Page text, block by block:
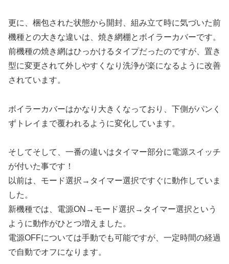
更に、梱包された状態から開封、組み立て時に気づいた前
機種との大きな違いは、焼き網棚とボイラーカバーです。
前機種の焼き網はひっかけるタイプだったのですが、置き
型に変更されて外しやすくなり洗浄が楽になるように改善
されています。
ボイラーカバーはかなり大きくなっており、下側がパンく
ずトレイまで覆われるように変化しています。
そしてそして、一番の違いはタイマー部分に電源スイッチ
が付いた事です！
以前は、モード選択→タイマー選択ですぐに動作していま
した。
新機種では、電源ON→モード選択→タイマー選択という
ように動作がひとつ増えました。
電源OFFについては手動でも可能ですが、一定時間の経過
で自動でオフになります。